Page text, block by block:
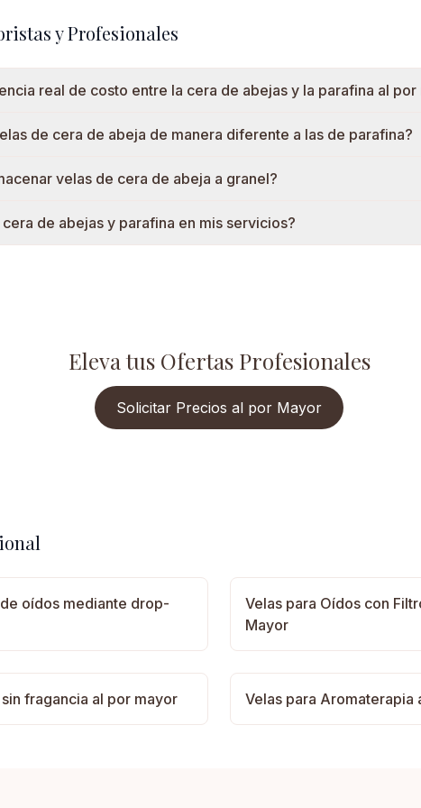
y Profesionales
real de costo entre la cera de abejas y la parafina al por
de cera de abeja de manera diferente a las de parafina?
velas de cera de abeja a granel?
de abejas y parafina en mis servicios?
Eleva tus Ofertas Profesionales
Solicitar Precios al por Mayor
oídos mediante drop-
Velas para Oídos con
Mayor
fragancia al por mayor Velas para